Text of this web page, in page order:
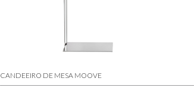
CANDEEIRO DE MESA MOOVE